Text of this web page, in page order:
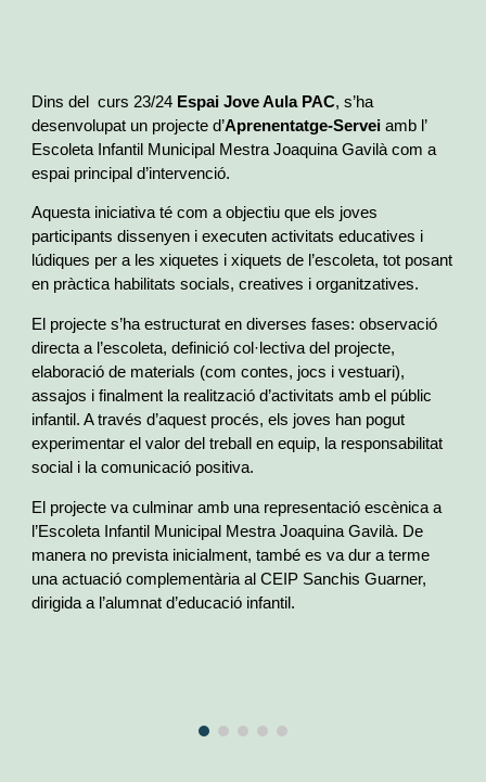
Dins del curs 23/24 Espai Jove Aula PAC, s’ha
desenvolupat un projecte d’Aprenentatge-Servei amb l’
Escoleta Infantil Municipal Mestra Joaquina Gavilà com a
espai principal d’intervenció.
Aquesta iniciativa té com a objectiu que els joves
participants dissenyen i executen activitats educatives i
lúdiques per a les xiquetes i xiquets de l’escoleta, tot posant
en pràctica habilitats socials, creatives i organitzatives.
El projecte s’ha estructurat en diverses fases: observació
directa a l’escoleta, definició col·lectiva del projecte,
elaboració de materials (com contes, jocs i vestuari),
assajos i finalment la realització d’activitats amb el públic
infantil. A través d’aquest procés, els joves han pogut
experimentar el valor del treball en equip, la responsabilitat
social i la comunicació positiva.
El projecte va culminar amb una representació escènica a
l’Escoleta Infantil Municipal Mestra Joaquina Gavilà. De
manera no prevista inicialment, també es va dur a terme
una actuació complementària al CEIP Sanchis Guarner,
dirigida a l’alumnat d’educació infantil.